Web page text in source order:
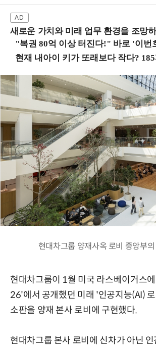
새로운 가치와 미래 업무 환경을 조망하는 AI Smart Work Summit
현대차그룹 양재사옥 로비 중앙부
현대차그룹이 1월 미국 라스베이거스
26'에서 공개했던 미래 '인공지능(AI)
소판을 양재 본사 로비에 구현했다.
현대차그룹 본사 로비에 신차가 아닌